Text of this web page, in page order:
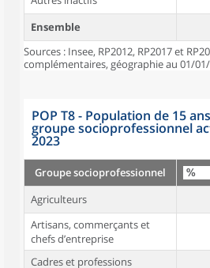
Ensemble
Sources : Insee, RP2012, RP2017 et
complémentaires, géographie au 01/
POP T8 - Population de 15
groupe socioprofessionnel
2023
Groupe socioprofessionnel
Agriculteurs
Artisans, commerçants et
chefs d’entreprise
Cadres et professions